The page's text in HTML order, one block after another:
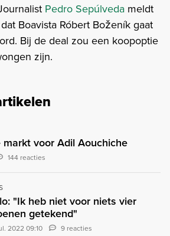
Pedro Sepúlveda meldt
Boavista Róbert Boženík gaat
Bij de deal zou een koopoptie
zijn.
markt voor Adil Aouchiche
144 reacties
"Ik heb niet voor niets vier
getekend"
2022 09:10 9 reacties